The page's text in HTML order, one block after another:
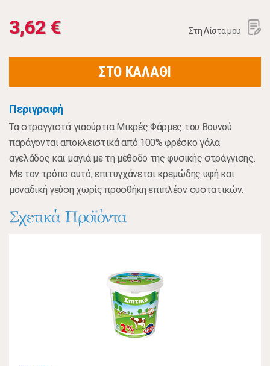
3,62 € Στη Λίστα μου
ΣΤΟ ΚΑΛΑΘΙ
Περιγραφή
Τα στραγγιστά γιαούρτια Μικρές Φάρμες του Βουνού
παράγονται αποκλειστικά από 100% φρέσκο γάλα
αγελάδος και μαγιά με τη μέθοδο της φυσικής στράγγισης.
Με τον τρόπο αυτό, επιτυγχάνεται κρεμώδης υφή και
μοναδική γεύση χωρίς προσθήκη επιπλέον συστατικών.
Σχετικά Προϊόντα